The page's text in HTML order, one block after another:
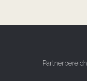
Partnerbereich